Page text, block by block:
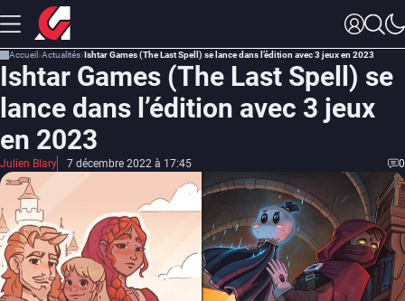
Accueil Actualités Ishtar Games (The Last Spell) se lance dans l’édition avec 3 jeux en 2023
Ishtar Games (The Last Spell) se
lance dans l’édition avec 3 jeux
en 2023
Julien Blary 7 décembre 2022 à 17:45 0